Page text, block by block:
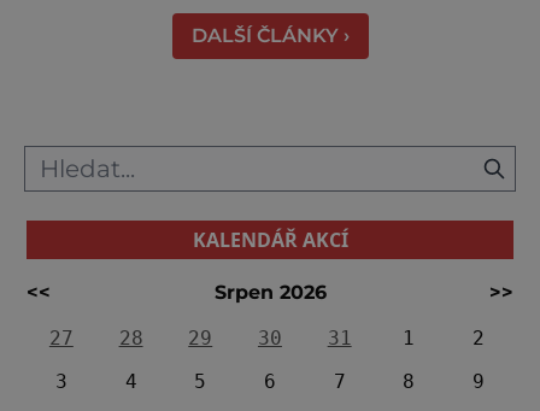
zrnko pravdy. Většina z nich vypráví o t
DALŠÍ ČLÁNKY ›
KALENDÁŘ AKCÍ
<< Srpen 2026
>>
27
28 29 30 31 1
2
3
4 5 6 7 8
9